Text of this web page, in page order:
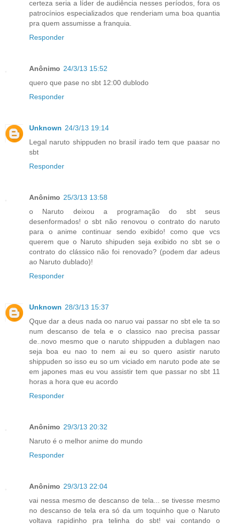
certeza seria a líder de audiência nesses períodos, fora os
patrocínios especializados que renderiam uma boa quantia
pra quem assumisse a franquia.
Responder
Anônimo 24/3/13 15:52
quero que pase no sbt 12:00 dublodo
Responder
Unknown 24/3/13 19:14
Legal naruto shippuden no brasil irado tem que paasar no
sbt
Responder
Anônimo 25/3/13 13:58
o Naruto deixou a programação do sbt seus
desenformados! o sbt não renovou o contrato do naruto
para o anime continuar sendo exibido! como que vcs
querem que o Naruto shipuden seja exibido no sbt se o
contrato do clássico não foi renovado? (podem dar adeus
ao Naruto dublado)!
Responder
Unknown 28/3/13 15:37
Qque dar a deus nada oo naruo vai passar no sbt ele ta so
num descanso de tela e o classico nao precisa passar
de..novo mesmo que o naruto shippuden a dublagen nao
seja boa eu nao to nem ai eu so quero asistir naruto
shippuden so isso eu so um viciado em naruto pode ate se
em japones mas eu vou assistir tem que passar no sbt 11
horas a hora que eu acordo
Responder
Anônimo 29/3/13 20:32
Naruto é o melhor anime do mundo
Responder
Anônimo 29/3/13 22:04
vai nessa mesmo de descanso de tela... se tivesse mesmo
no descanso de tela era só da um toquinho que o Naruto
voltava rapidinho pra telinha do sbt! vai contando o